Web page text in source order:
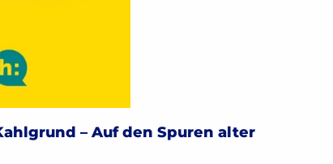
– Auf den Spuren alter